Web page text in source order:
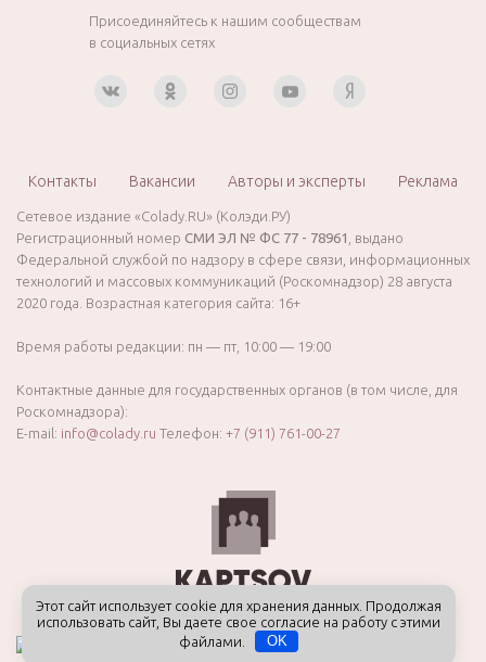
Присоединяйтесь к нашим сообществам
в социальных сетях
Контакты Вакансии Авторы и эксперты Реклама
Сетевое издание «Colady.RU» (Колэди.РУ)
Регистрационный номер СМИ ЭЛ № ФС 77 - 78961
, выдано
Федеральной службой по надзору в сфере связи, информационных
технологий и массовых коммуникаций (Роскомнадзор) 28 августа
2020 года. Возрастная категория сайта: 16+
Время работы редакции: пн — пт, 10:00 — 19:00
Контактные данные для государственных органов (в том числе, для
Роскомнадзора):
E-mail: info@colady.ru Телефон: +7 (911) 761-00-27
Этот сайт использует cookie для хранения данных. Продолжая
использовать сайт, Вы даете свое согласие на работу с этими
файлами.
OK